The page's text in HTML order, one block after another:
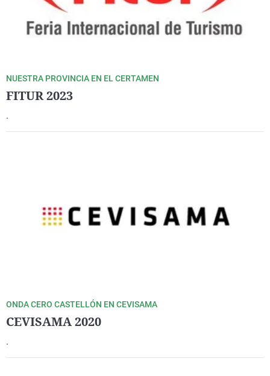
NUESTRA PROVINCIA EN EL CERTAMEN
FITUR 2023
.
ONDA CERO CASTELLÓN EN CEVISAMA
CEVISAMA 2020
.